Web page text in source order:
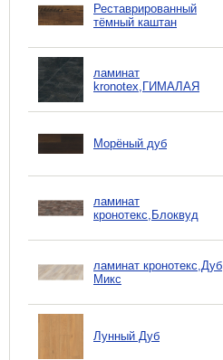
Реставрированный
тёмный каштан
ламинат
kronotex,ГИМАЛАЯ
Морёный дуб
ламинат
кронотекс,Блоквуд
ламинат кронотекс,Дуб
Микс
Лунный Дуб